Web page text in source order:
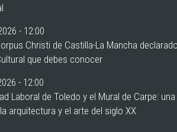
- 12:00
Christi de Castilla-La Mancha
que debes conocer
- 12:00
Laboral de Toledo y el Mural de Carpe:
arquitectura y el arte del siglo XX